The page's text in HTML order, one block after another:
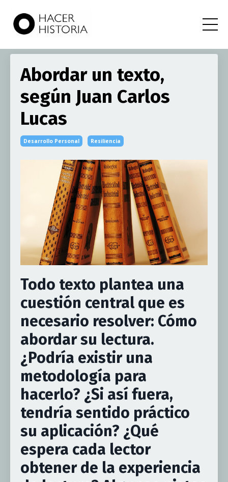
Abordar un texto,
según Juan Carlos
Lucas
Desarrollo Personal Resiliencia
Todo texto plantea una
cuestión central que es
necesario resolver: Cómo
abordar su lectura.
¿Podría existir una
metodología para
hacerlo? ¿Si así fuera,
tendría sentido práctico
su aplicación? ¿Qué
espera cada lector
obtener de la experiencia